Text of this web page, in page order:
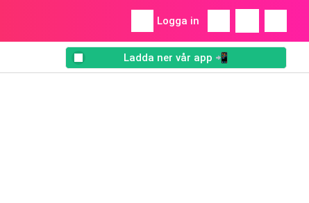
Logga in
Ladda ner vår app 📲